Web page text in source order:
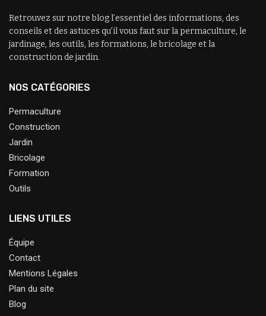
Retrouvez sur notre blog l’essentiel des informations, des
conseils et des astuces qu’il vous faut sur la permaculture, le
jardinage, les outils, les formations, le bricolage et la
construction de jardin.
NOS CATÉGORIES
Permaculture
Construction
Jardin
Bricolage
Formation
Outils
LIENS UTILES
Équipe
Contact
Mentions Légales
Plan du site
Blog